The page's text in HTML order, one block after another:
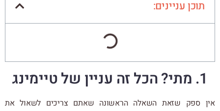
תוכן עניינים:
1. מתי? הכל זה עניין של טיימינג
אין ספק שזאת השאלה הראשונה שאתם צריכים לשאול את